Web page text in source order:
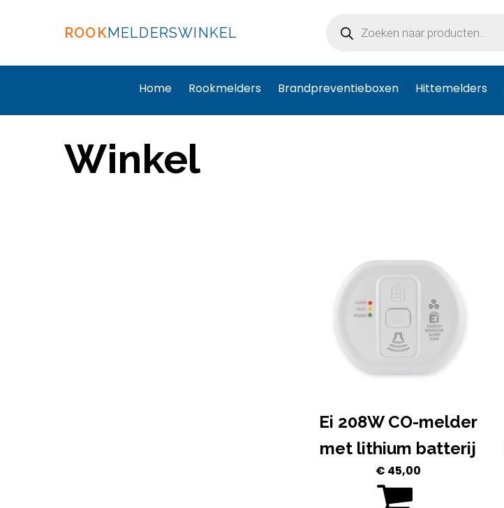
ROOKMELDERSWINKEL
Producten
zoeken
Home Rookmelders Brandpreventieboxen Hittemelders
Winkel
Ei 208W CO-melder
met lithium batterij
€ 45,00